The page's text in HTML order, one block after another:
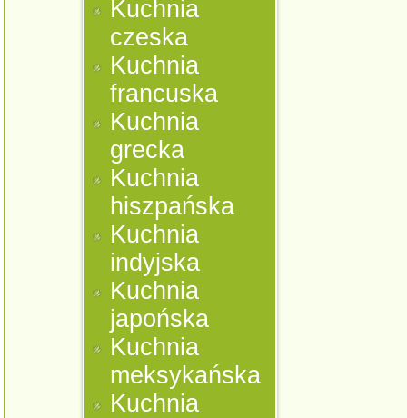
Kuchnia
czeska
Kuchnia
francuska
Kuchnia
grecka
Kuchnia
hiszpańska
Kuchnia
indyjska
Kuchnia
japońska
Kuchnia
meksykańska
Kuchnia